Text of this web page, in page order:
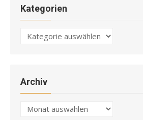
Kategorien
Kategorien
Archiv
Archiv